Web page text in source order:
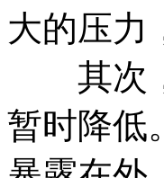
大的压力
其次，
暂时降低